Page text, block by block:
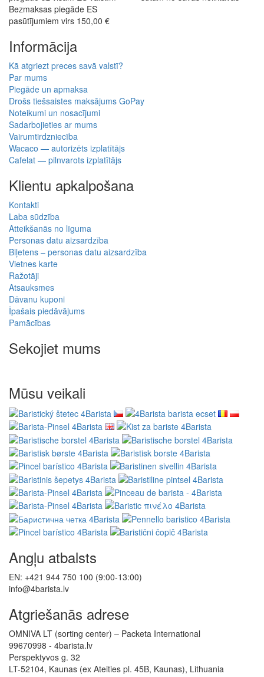
Martynas Sagaitis
Great product. Game changer.
Will
I absolutely love 4barista. I love the message they wrote on the
delivery box. I love that they compiled a list of resources for me to
utilize for lea ...
Pilnvarots pārdevējs
Wacaco, Cafelat, Flair un citi
atbalsts pirms un pēc pirkuma
ES piegāde
piegāde uz visām ES valstīm
Bezmaksas piegāde ES
pasūtījumiem virs 150,00 €
Informācija
Kā atgriezt preces savā valstī?
Par mums
Noteikumi un nosacījumi
Sadarbojieties ar mums
Vairumtirdzniecība
Wacaco — autorizēts izplatītājs
Cafelat — pilnvarots izplatītājs
Klientu apkalpošana
Kontakti
Laba sūdzība
Atteikšanās no līguma
Personas datu aizsardzība
Biļetens – personas datu aizsardzība
Ražotāji
Atsauksmes
Dāvanu kuponi
Īpašais piedāvājums
Sekojiet mums